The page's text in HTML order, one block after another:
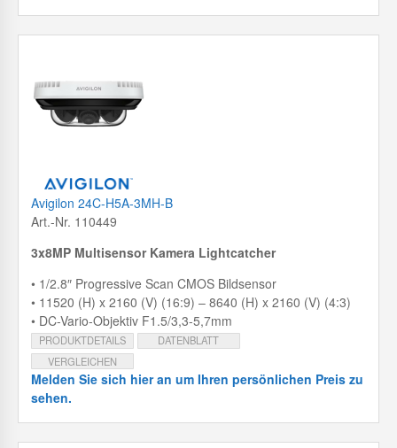
Avigilon 24C-H5A-3MH-B
Art.-Nr. 110449
3x8MP Multisensor Kamera Lightcatcher
• 1/2.8″ Progressive Scan CMOS Bildsensor
• 11520 (H) x 2160 (V) (16:9) – 8640 (H) x 2160 (V) (4:3)
• DC-Vario-Objektiv F1.5/3,3-5,7mm
PRODUKTDETAILS
DATENBLATT
VERGLEICHEN
Melden Sie sich hier an um Ihren persönlichen Preis zu
sehen.